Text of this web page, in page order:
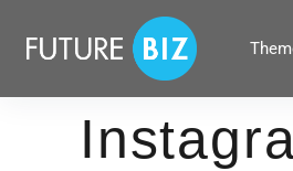
überspringen
FUTUREBIZ
Social Media Marketing Blog für